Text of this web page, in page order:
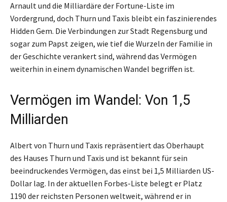
Arnault und die Milliardäre der Fortune-Liste im
Vordergrund, doch Thurn und Taxis bleibt ein faszinierendes
Hidden Gem. Die Verbindungen zur Stadt Regensburg und
sogar zum Papst zeigen, wie tief die Wurzeln der Familie in
der Geschichte verankert sind, während das Vermögen
weiterhin in einem dynamischen Wandel begriffen ist.
Vermögen im Wandel: Von 1,5
Milliarden
Albert von Thurn und Taxis repräsentiert das Oberhaupt
des Hauses Thurn und Taxis und ist bekannt für sein
beeindruckendes Vermögen, das einst bei 1,5 Milliarden US-
Dollar lag. In der aktuellen Forbes-Liste belegt er Platz
1190 der reichsten Personen weltweit, während er in